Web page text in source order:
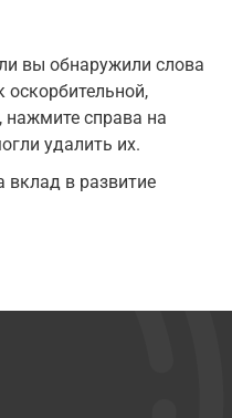
вы обнаружили слова
нажмите справа на
удалить их.
в развитие